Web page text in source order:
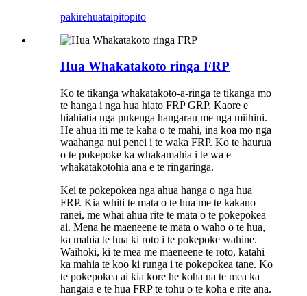
pakirehuataipitopito
Hua Whakatakoto ringa FRP
Ko te tikanga whakatakoto-a-ringa te tikanga mo
te hanga i nga hua hiato FRP GRP. Kaore e
hiahiatia nga pukenga hangarau me nga miihini.
He ahua iti me te kaha o te mahi, ina koa mo nga
waahanga nui penei i te waka FRP. Ko te haurua
o te pokepoke ka whakamahia i te wa e
whakatakotohia ana e te ringaringa.
Kei te pokepokea nga ahua hanga o nga hua
FRP. Kia whiti te mata o te hua me te kakano
ranei, me whai ahua rite te mata o te pokepokea
ai. Mena he maeneene te mata o waho o te hua,
ka mahia te hua ki roto i te pokepoke wahine.
Waihoki, ki te mea me maeneene te roto, katahi
ka mahia te koo ki runga i te pokepokea tane. Ko
te pokepokea ai kia kore he koha na te mea ka
hangaia e te hua FRP te tohu o te koha e rite ana.